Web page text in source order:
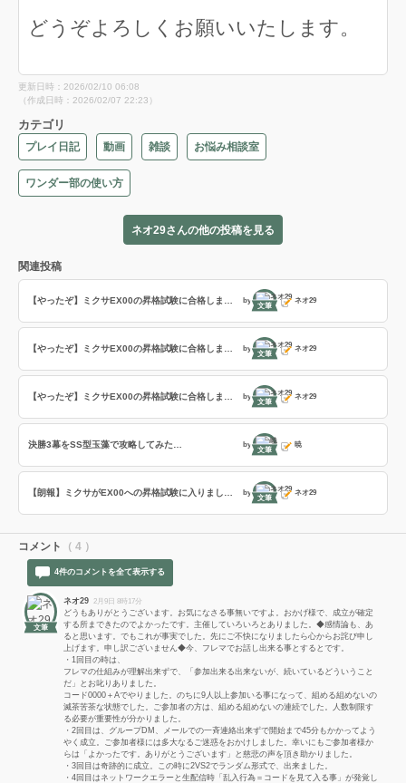
どうぞよろしくお願いいたします。
更新日時：2026/02/10 06:08
（作成日時：2026/02/07 22:23）
カテゴリ
プレイ日記 動画 雑談 お悩み相談室
ワンダー部の使い方
ネオ29さんの他の投稿を見る
関連投稿
by
文筆
ネオ29
by
文筆
ネオ29
by
文筆
ネオ29
決勝3幕をSS型玉藻で攻略してみた… by
文筆
暁
by
文筆
ネオ29
コメント （ 4 ）
4件のコメントを全て表示する
文筆
ネオ29 2月9日 8時17分
どうもありがとうございます。お気になさる事無いですよ。おかげ様で、成立が確定
する所まできたのでよかったです。主催していろいろとありました。◆感情論も、あ
ると思います。でもこれが事実でした。先にご不快になりましたら心からお詫び申し
上げます。申し訳ございません◆今、フレマでお話し出来る事とするとです。
・1回目の時は、
フレマの仕組みが理解出来ずで、「参加出来る出来ないが、続いているどういうこと
だ」とお叱りありました。
コード0000＋Aでやりました。のちに9人以上参加いる事になって、組める組めないの
滅茶苦茶な状態でした。ご参加者の方は、組める組めないの連続でした。人数制限す
る必要が重要性が分かりました。
・2回目は、グループDM、メールでの一斉連絡出来ずで開始まで45分もかかってよう
やく成立。ご参加者様には多大なるご迷惑をおかけしました。幸いにもご参加者様か
らは「よかったです。ありがとうございます」と慈悲の声を頂き助かりました。
・3回目は奇跡的に成立。この時に2VS2でランダム形式で、出来ました。
・4回目はネットワークエラーと生配信時「乱入行為＝コードを見て入る事」が発覚し